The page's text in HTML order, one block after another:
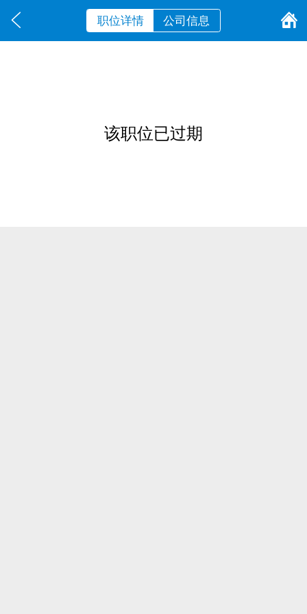
职位详情 公司信息
该职位已过期